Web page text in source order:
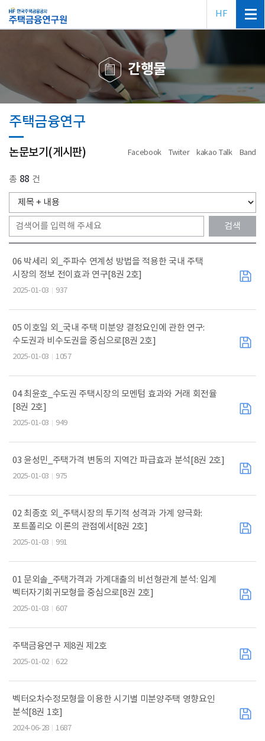
HF
간행물
주택금융연구
논문보기(게시판) Facebook Twiter kakao Talk Band
총 88 건
06 박세리 외_주파수 연계성 방법을 적용한 국내 주택
시장의 정보 전이효과 연구[8권 2호]
2025-01-03 937
05 이호일 외_국내 주택 미분양 결정요인에 관한 연구:
수도권과 비수도권을 중심으로[8권 2호]
2025-01-03 1057
04 최윤호_수도권 주택시장의 모멘텀 효과와 거래 회전율
[8권 2호]
2025-01-03 949
03 윤성민_주택가격 변동의 지역간 파급효과 분석[8권 2호]
2025-01-03 975
02 최종호 외_주택시장의 투기적 성격과 가계 양극화:
포트폴리오 이론의 관점에서[8권 2호]
2025-01-03 991
01 문외솔_주택가격과 가계대출의 비선형관계 분석: 임계
벡터자기회귀모형을 중심으로[8권 2호]
2025-01-03 607
주택금융연구 제8권 제2호
2025-01-02 622
벡터오차수정모형을 이용한 시기별 미분양주택 영향요인
분석[8권 1호]
2024-06-28 1687